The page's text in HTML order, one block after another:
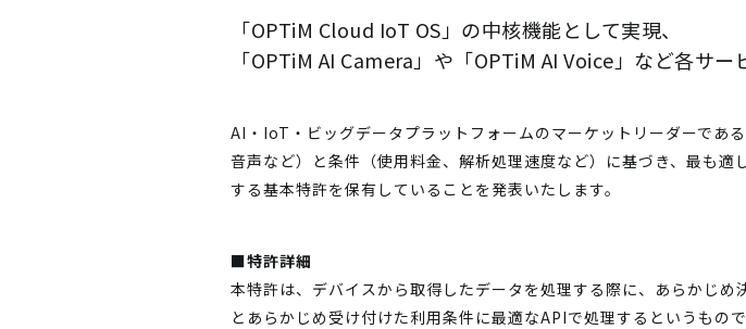
「OPTiM Cloud IoT OS」の中核機能として実現、
「OPTiM AI Camera」や「OPTiM AI Voice」など各サー
AI・IoT・ビッグデータプラットフォームのマーケットリーダーであ
音声など）と条件（使用料金、解析処理速度など）に基づき、最も適
する基本特許を保有していることを発表いたします。
■特許詳細
本特許は、デバイスから取得したデータを処理する際に、あらかじ
とあらかじめ受け付けた利用条件に最適なAPIで処理するというもの